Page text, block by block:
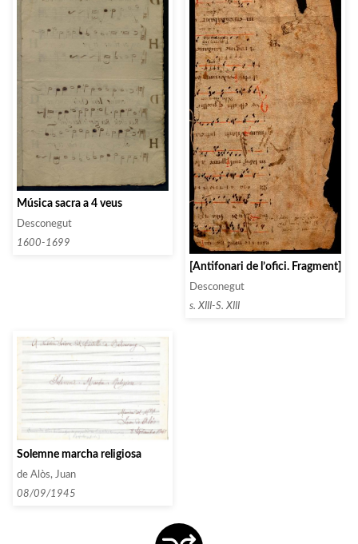
Música sacra a 4 veus
Desconegut
1600-1699
[Antifonari de l’ofici. Fragment]
Desconegut
s. XIII-S. XIII
Solemne marcha religiosa
de Alòs, Juan
08/09/1945